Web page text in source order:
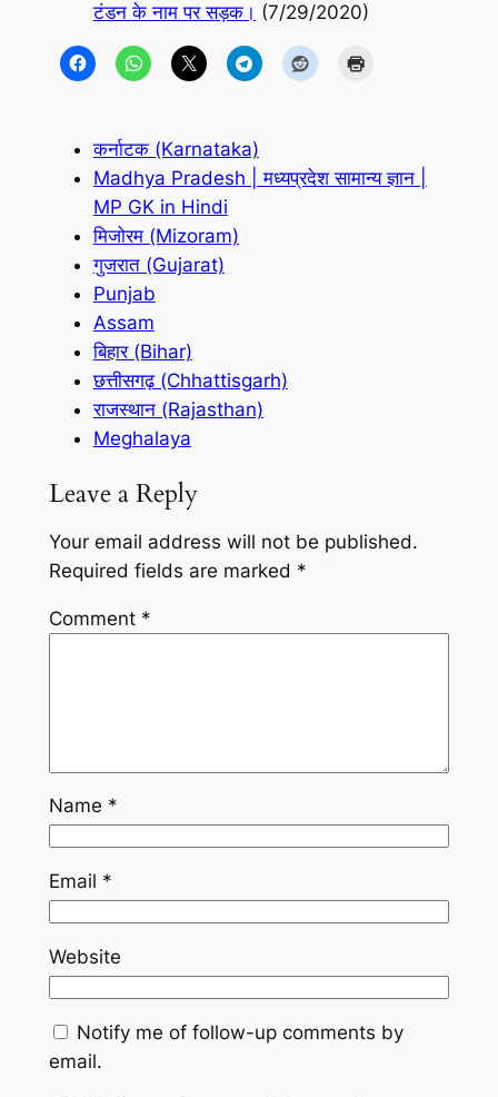
टंडन के नाम पर सड़क। (7/29/2020)
कर्नाटक (Karnataka)
Madhya Pradesh | मध्यप्रदेश सामान्य ज्ञान |
MP GK in Hindi
मिजोरम (Mizoram)
गुजरात (Gujarat)
Punjab
Assam
बिहार (Bihar)
छत्तीसगढ़ (Chhattisgarh)
राजस्थान (Rajasthan)
Meghalaya
Leave a Reply
Your email address will not be published.
Required fields are marked *
Comment *
Name *
Email *
Website
Notify me of follow-up comments by
email.